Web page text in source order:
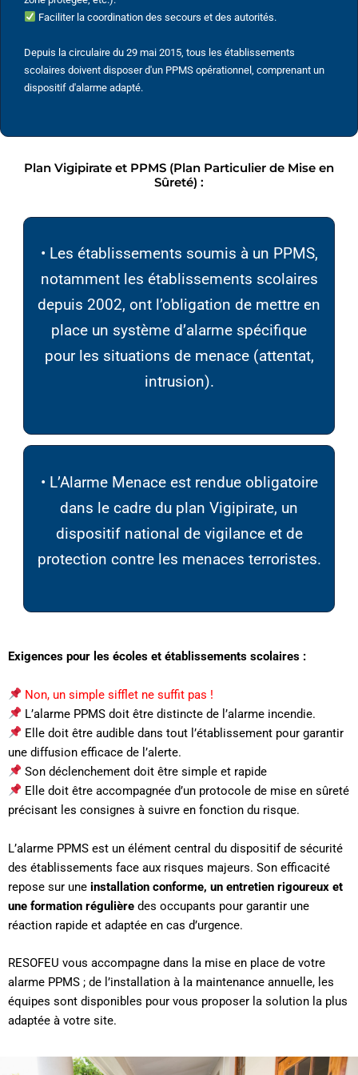
Faciliter la coordination des secours et des autorités.
Depuis la circulaire du 29 mai 2015, tous les établissements
scolaires doivent disposer d'un PPMS opérationnel, comprenant un
dispositif d'alarme adapté.
Plan Vigipirate et PPMS (Plan Particulier de Mise en
Sûreté) :
• L’Alarme Menace est rendue obligatoire
dans le cadre du plan Vigipirate, un
dispositif national de vigilance et de
protection contre les menaces terroristes.
• Les établissements soumis à un PPMS,
notamment les établissements scolaires
depuis 2002, ont l’obligation de mettre en
place un système d’alarme spécifique
pour les situations de menace (attentat,
intrusion).
Exigences pour les écoles et établissements scolaires :
Non, un simple sifflet ne suffit pas !
L’alarme PPMS doit être distincte de l’alarme incendie.
Elle doit être audible dans tout l’établissement pour garantir
une diffusion efficace de l’alerte.
Son déclenchement doit être simple et rapide
Elle doit être accompagnée d’un protocole de mise en sûreté
précisant les consignes à suivre en fonction du risque.
L’alarme PPMS est un élément central du dispositif de sécurité
des établissements face aux risques majeurs. Son efficacité
repose sur une installation conforme, un entretien rigoureux et
une formation régulière des occupants pour garantir une
réaction rapide et adaptée en cas d’urgence.
RESOFEU vous accompagne dans la mise en place de votre
alarme PPMS ; de l’installation à la maintenance annuelle, les
équipes sont disponibles pour vous proposer la solution la plus
adaptée à votre site.